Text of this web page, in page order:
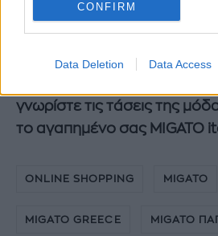
CONFIRM
Data Deletion Data Access
γνωρίστε τις τάσεις της
το αγαπημένο σας MIGATO
ONLINE SHOPPING MIGATO
MIGATO GREECE MIGATO